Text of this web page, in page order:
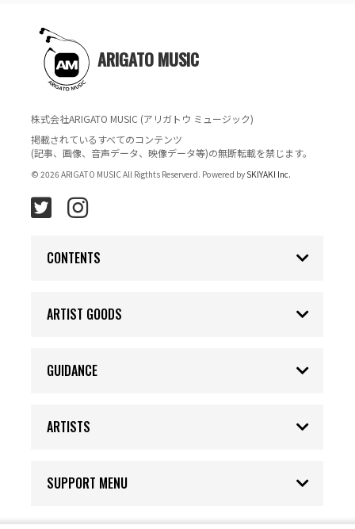
ARIGATO MUSIC
株式会社ARIGATO MUSIC (アリガトウ ミュージック)
掲載されているすべてのコンテンツ
(記事、画像、音声データ、映像データ等)の無断転載を禁じます。
© 2026 ARIGATO MUSIC All Rigthts Reserverd. Powered by SKIYAKI Inc.
CONTENTS
ARTIST GOODS
GUIDANCE
ARTISTS
SUPPORT MENU